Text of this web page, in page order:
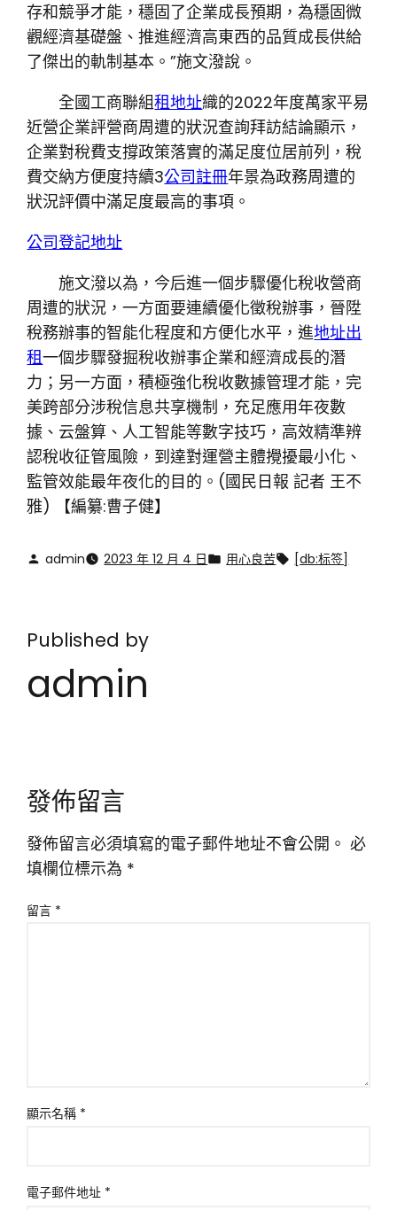
存和競爭才能，穩固了企業成長預期，為穩固微
觀經濟基礎盤、推進經濟高東西的品質成長供給
了傑出的軌制基本。”施文潑說。
全國工商聯組租地址織的2022年度萬家平易
近營企業評營商周遭的狀況查詢拜訪結論顯示，
企業對稅費支撐政策落實的滿足度位居前列，稅
費交納方便度持續3公司註冊年景為政務周遭的
狀況評價中滿足度最高的事項。
公司登記地址
施文潑以為，今后進一個步驟優化稅收營商
周遭的狀況，一方面要連續優化徵稅辦事，晉陞
稅務辦事的智能化程度和方便化水平，進地址出
租一個步驟發掘稅收辦事企業和經濟成長的潛
力；另一方面，積極強化稅收數據管理才能，完
美跨部分涉稅信息共享機制，充足應用年夜數
據、云盤算、人工智能等數字技巧，高效精準辨
認稅收征管風險，到達對運營主體攪擾最小化、
監管效能最年夜化的目的。(國民日報 記者 王不
雅) 【編纂:曹子健】
admin 2023 年 12 月 4 日 用心良苦 [db:标签]
Published by
admin
發佈留言
發佈留言必須填寫的電子郵件地址不會公開。 必
填欄位標示為 *
留言 *
顯示名稱 *
電子郵件地址 *